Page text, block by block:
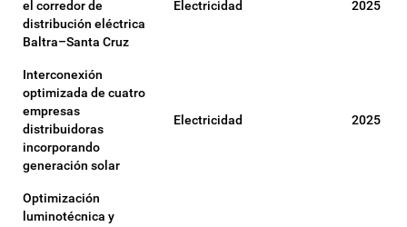
el corredor de
distribución eléctrica
Baltra–Santa Cruz
Electricidad 2025
Interconexión
optimizada de cuatro
empresas
distribuidoras
incorporando
generación solar
Electricidad 2025
Optimización
luminotécnica y